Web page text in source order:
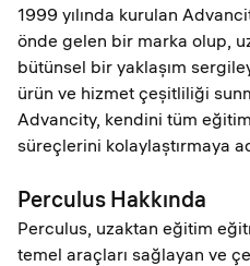
1999 yılında kurulan
önde gelen bir marka olup,
bütünsel bir yaklaşım
ürün ve hizmet çeşitliliği
Advancity, kendini tüm
süreçlerini kolaylaştırmaya
Perculus Hakkında
Perculus, uzaktan eğitim
temel araçları sağlayan ve